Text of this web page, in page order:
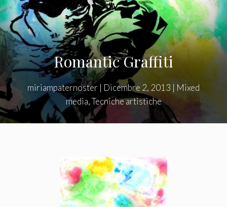
Romantic Graffiti
miriampaternoster | Dicembre 2, 2013 | Mixed
media,Tecniche artistiche